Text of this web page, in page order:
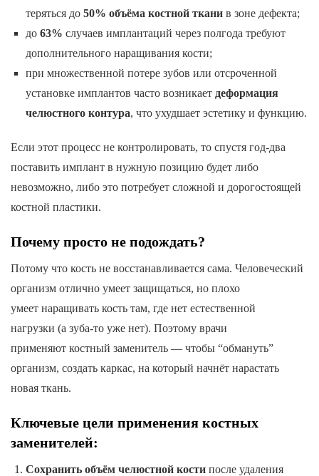
теряться до 50% объёма костной тканив зоне дефекта;
до 63% случаев имплантаций через полгода требуют
дополнительного наращивания кости;
при множественной потере зубов или отсроченной
установке имплантов часто возникает деформация
челюстного контура, что ухудшает эстетику и функцию.
Если этот процесс не контролировать, то спустя год-два
поставить имплант в нужную позицию будет либо
невозможно, либо это потребует сложной и дорогостоящей
костной пластики.
Почему просто не подождать?
Потому что кость не восстанавливается сама. Человеческий
организм отлично умеет защищаться, но плохо
умеет наращивать кость там, где нет естественной
нагрузки (а зуба-то уже нет). Поэтому врачи
применяют костный заменитель — чтобы “обмануть”
организм, создать каркас, на который начнёт нарастать
новая ткань.
Ключевые цели применения костных
заменителей:
Сохранить объём челюстной костипосле удаления